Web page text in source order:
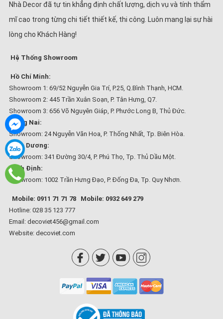
Nhà Decor đã tự tin khẳng định chất lượng, dịch vụ và tính thẩm
mĩ cao trong từng chi tiết thiết kế, thi công. Luôn mang lại sự hài
lòng cho Khách Hàng!
Hệ Thống Showroom
Hồ Chí Minh:
Showroom 1: 69/52 Nguyễn Gia Trí, P.25, Q.Bình Thạnh, HCM.
Showroom 2: 445 Trần Xuân Soạn, P. Tân Hưng, Q7.
Showroom 3: 656 Võ Nguyên Giáp, P. Phước Long B, Thủ Đức.
Đồng Nai:
Showroom: 24 Nguyễn Văn Hoa, P. Thống Nhất, Tp. Biên Hòa.
Bình Dương:
Showroom: 341 Đường 30/4, P. Phú Thọ, Tp. Thủ Dầu Một.
Bình Định:
Showroom: 1002 Trần Hưng Đạo, P. Đống Đa, Tp. Quy Nhơn.
Mobile: 0911 71 71 78
Mobile: 0932 649 279
Hotline: 028 35 123 777
Email: decoviet456@gmail.com
Website: decoviet.com